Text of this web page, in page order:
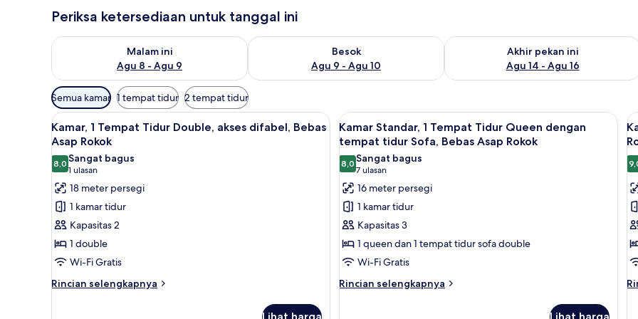
Periksa ketersediaan untuk tanggal ini
Malam ini
Agu 8 - Agu 9
Periksa ketersediaan untuk malam ini Agu 8 - Agu 9
Besok
Agu 9 - Agu 10
Periksa ketersediaan untuk besok Agu 9 - Agu 10
Akhir pekan ini
Agu 14 - Agu 16
Periksa ketersediaan untuk akhir
Filter
tersedia
untuk
kamar
Semua kamar 1 tempat tidur 2 tempat tidur
Lihat
semua
foto
untuk
Kamar,
Tempat
Tidur
Double,
akses
difabel,
Kamar, 1 Tempat Tidur Double, akses difabel, Bebas Asap Rokok | Seprai premium, selimut bulu angsa,
5
Kamar, 1 Tempat Tidur Double, akses difabel, Bebas
Asap Rokok
8,08,0 dari 10
Sangat bagus
1 ulasan
(1
ulasan)
18 meter persegi
1 kamar tidur
Kapasitas 2
1 double
Wi-Fi Gratis
Rincian selengkapnya
Rincian
Lihat harga
Lihat
semua
foto
untuk
Kamar
Standar,
Tempat
Tidur
Queen
dengan
Kamar Standar, 1 Tempat Tidur
5
Kamar Standar, 1 Tempat Tidur Queen dengan
tempat tidur Sofa, Bebas Asap Rokok
8,08,0 dari 10
Sangat bagus
7 ulasan
(7
ulasan)
16 meter persegi
1 kamar tidur
Kapasitas 3
1 queen dan 1 tempat tidur sofa double
Wi-Fi Gratis
Rincian selengkapnya
Rincian
Lihat harga